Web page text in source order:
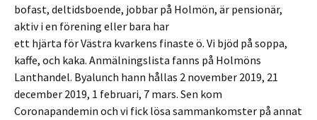
bofast, deltidsboende, jobbar på Holmön, är pensionär,
aktiv i en förening eller bara har
ett hjärta för Västra kvarkens finaste ö. Vi bjöd på soppa,
kaffe, och kaka. Anmälningslista fanns på Holmöns
Lanthandel. Byalunch hann hållas 2 november 2019, 21
december 2019, 1 februari, 7 mars. Sen kom
Coronapandemin och vi fick lösa sammankomster på annat